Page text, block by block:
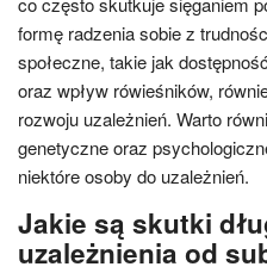
formę radzenia sobie z
społeczne, takie jak
oraz wpływ rówieśników,
rozwoju uzależnień. Warto
genetyczne oraz
niektóre osoby do uzależnień.
Jakie są skutki
uzależnienia od